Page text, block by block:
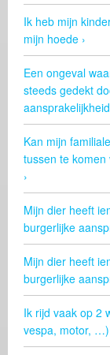
Ik heb mijn
mijn hoede
Een ongeval
steeds gedekt
Kan mijn
tussen te
Mijn dier heeft
burgerlijke
Mijn dier heeft
burgerlijke
Ik rijd vaak op 2
vespa, motor, …)